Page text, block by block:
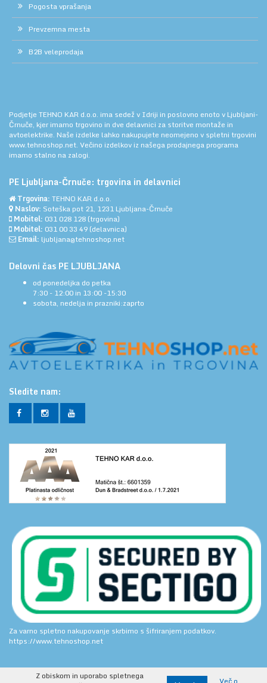
Pogosta vprašanja
Prevzemna mesta
B2B veleprodaja
Podjetje TEHNO KAR d.o.o. ima sedež v Idriji in poslovno enoto v Ljubljani-
Črnuče, kjer imamo trgovino in dve delavnici za storitve montaže in
avtoelektrike. Naše izdelke lahko nakupujete neomejeno v spletni trgovini
www.tehnoshop.net. Večino izdelkov iz našega prodajnega programa
imamo stalno na zalogi.
PE Ljubljana-Črnuče: trgovina in delavnici
Trgovina: TEHNO KAR d.o.o.
Naslov: Soteška pot 21, 1231 Ljubljana-Črnuče
Mobitel: 031 028 128 (trgovina)
Mobitel: 031 00 33 49 (delavnica)
Email: ljubljana@tehnoshop.net
Delovni čas PE LJUBLJANA
od ponedeljka do petka
7:30 - 12:00 in 13:00 -15:30
sobota, nedelja in prazniki:zaprto
Sledite nam:
Za varno spletno nakupovanje skrbimo s šifriranjem podatkov.
https://www.tehnoshop.net
Z obiskom in uporabo spletnega
Več o